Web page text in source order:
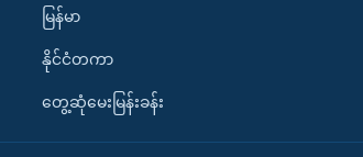
မြန်မာ
နိုင်ငံတကာ
တွေ့ဆုံမေးမြန်းခန်း